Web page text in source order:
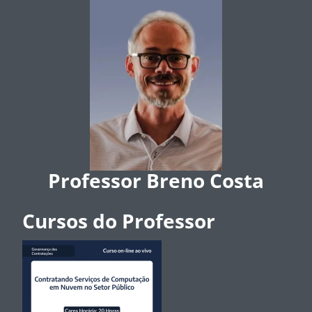
Professor Breno Costa
Cursos do Professor